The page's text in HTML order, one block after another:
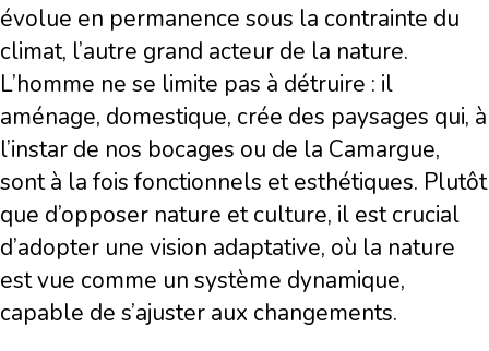
évolue en permanence sous la contrainte du
climat, l’autre grand acteur de la nature.
L’homme ne se limite pas à détruire : il
aménage, domestique, crée des paysages qui, à
l’instar de nos bocages ou de la Camargue,
sont à la fois fonctionnels et esthétiques. Plutôt
que d’opposer nature et culture, il est crucial
d’adopter une vision adaptative, où la nature
est vue comme un système dynamique,
capable de s’ajuster aux changements.